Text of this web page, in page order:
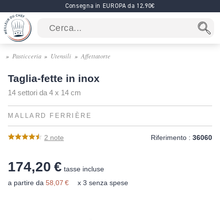
Consegna in EUROPA da 12.90€
Pasticceria Utensili Affettatorte
Taglia-fette in inox
14 settori da 4 x 14 cm
MALLARD FERRIÈRE
2 note Riferimento : 36060
174,20 € tasse incluse
a partire da 58,07 € x 3 senza spese